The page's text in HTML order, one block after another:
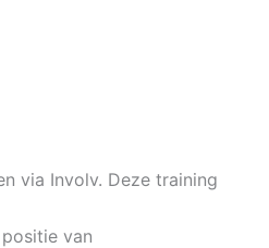
via Involv. Deze training
van